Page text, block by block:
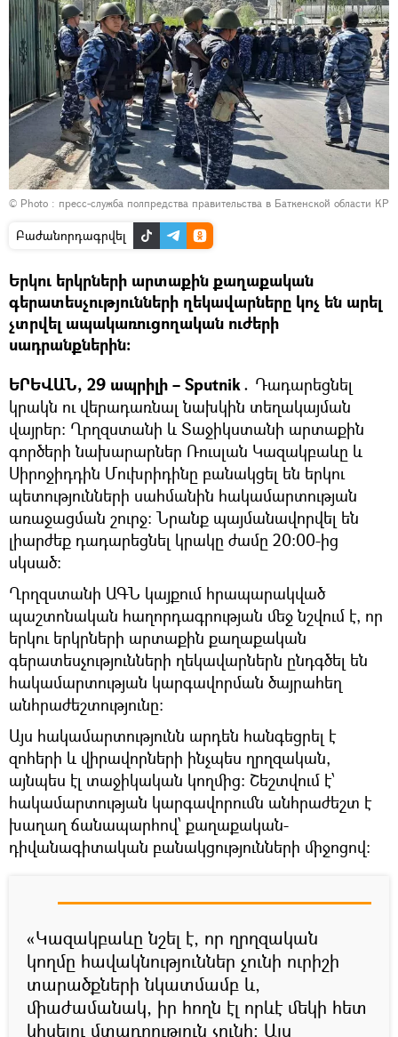
© Photo : пресс-служба полпредства правительства в Баткенской области КР
Բաժանորդագրվել
Երկու երկրների արտաքին քաղաքական
գերատեսչությունների ղեկավարները կոչ են արել
չտրվել ապակառուցողական ուժերի
սադրանքներին։
ԵՐԵՎԱՆ, 29 ապրիլի – Sputnik․ Դադարեցնել
կրակն ու վերադառնալ նախկին տեղակայման
վայրեր։ Ղրղզստանի և Տաջիկստանի արտաքին
գործերի նախարարներ Ռուսլան Կազակբաևը և
Սիրոջիդդին Մուխրիդինը բանակցել են երկու
պետությունների սահմանին հակամարտության
առաջացման շուրջ։ Նրանք պայմանավորվել են
լիարժեք դադարեցնել կրակը ժամը 20:00-ից
սկսած։
Ղրղզստանի ԱԳՆ կայքում հրապարակված
պաշտոնական հաղորդագրության մեջ նշվում է, որ
երկու երկրների արտաքին քաղաքական
գերատեսչությունների ղեկավարներն ընդգծել են
հակամարտության կարգավորման ծայրահեղ
անհրաժեշտությունը։
Այս հակամարտությունն արդեն հանգեցրել է
զոհերի և վիրավորների ինչպես ղրղզական,
այնպես էլ տաջիկական կողմից։ Շեշտվում է՝
հակամարտության կարգավորումն անհրաժեշտ է
խաղաղ ճանապարհով՝ քաղաքական-
դիվանագիտական բանակցությունների միջոցով:
«Կազակբաևը նշել է, որ ղրղզական
կողմը հավակնություններ չունի ուրիշի
տարածքների նկատմամբ և,
միաժամանակ, իր հողն էլ որևէ մեկի հետ
կիսելու մտադրություն չունի։ Այս